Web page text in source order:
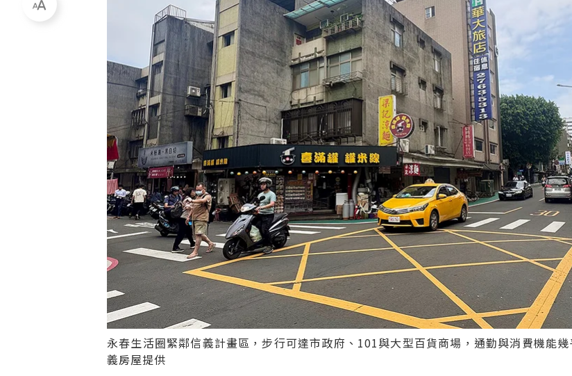
永春生活圈緊鄰信義計畫區，步行可達市政府、101與大型百貨商場，通勤與消費機能
義房屋提供